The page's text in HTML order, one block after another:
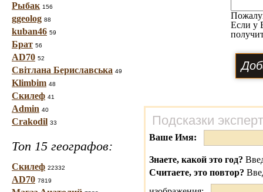
Рыбак 156
ggeolog 88
kuban46 59
Брат 56
AD70 52
Світлана Бериславська 49
Klimbim 48
Скилеф 41
Admin 40
Crakodil 33
Топ 15 географов:
Скилеф 22332
AD70 7819
Если у
Подсказки
Ваше Имя:
Знаете, какой это год?
Считаете, это повтор?